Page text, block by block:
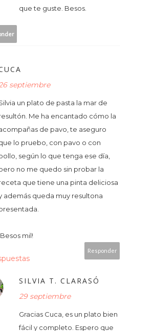
que te guste. Besos.
septiembre
un plato de pasta la mar de
Me ha encantado cómo la
de pavo, te aseguro
lo pruebo, con pavo o con
según lo que tenga ese día,
no me quedo sin probar la
que tiene una pinta deliciosa
además queda muy resultona
mil!
Responder
SILVIA T. CLARASÓ
29 septiembre
Gracias Cuca, es un plato bien
fácil y completo. Espero que